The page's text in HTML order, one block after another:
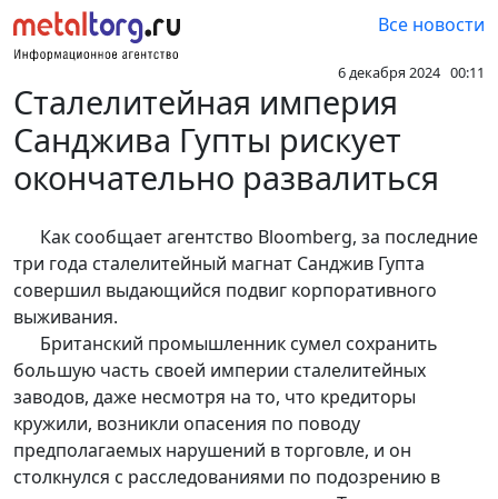
Все новости
6 декабря 2024 00:11
Сталелитейная империя
Санджива Гупты рискует
окончательно развалиться
Как сообщает агентство Bloomberg, за последние
три года сталелитейный магнат Санджив Гупта
совершил выдающийся подвиг корпоративного
выживания.
Британский промышленник сумел сохранить
большую часть своей империи сталелитейных
заводов, даже несмотря на то, что кредиторы
кружили, возникли опасения по поводу
предполагаемых нарушений в торговле, и он
столкнулся с расследованиями по подозрению в